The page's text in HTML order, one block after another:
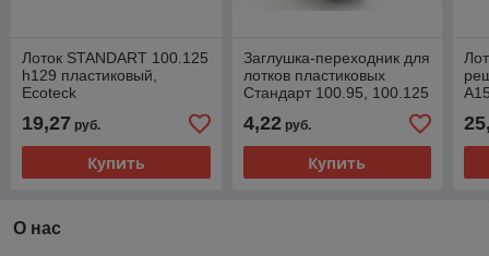
Лоток STANDART 100.125
h129 пластиковый,
Ecoteck
19,27 руб.
Купить
Заглушка-переходник для
лотков пластиковых
Стандарт 100.95, 100.125
Ecoteck
4,22руб.
Купить
О нас